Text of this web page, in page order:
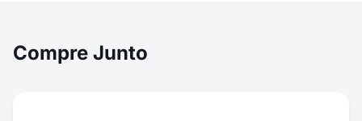
Compre Junto